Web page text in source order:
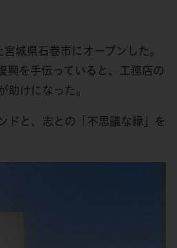
城県石巻市にオープンした。
興を手伝っていると、工務店の
助けになった。
ドと、志との「不思議な縁」を